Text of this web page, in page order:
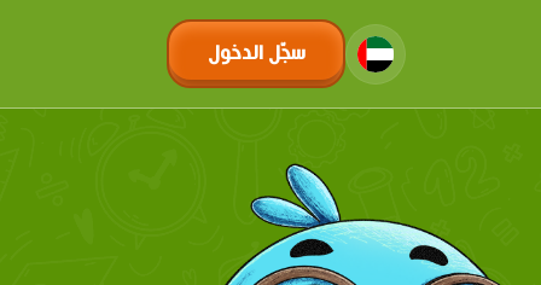
سجّل الدخول